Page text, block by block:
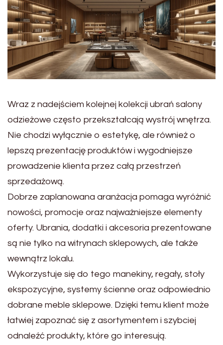
Wraz z nadejściem kolejnej kolekcji ubrań salony
odzieżowe często przekształcają wystrój wnętrza.
Nie chodzi wyłącznie o estetykę, ale również o
lepszą prezentację produktów i wygodniejsze
prowadzenie klienta przez całą przestrzeń
sprzedażową.
Dobrze zaplanowana aranżacja pomaga wyróżnić
nowości, promocje oraz najważniejsze elementy
oferty. Ubrania, dodatki i akcesoria prezentowane
są nie tylko na witrynach sklepowych, ale także
wewnątrz lokalu.
Wykorzystuje się do tego manekiny, regały, stoły
ekspozycyjne, systemy ścienne oraz odpowiednio
dobrane meble sklepowe. Dzięki temu klient może
łatwiej zapoznać się z asortymentem i szybciej
odnaleźć produkty, które go interesują.